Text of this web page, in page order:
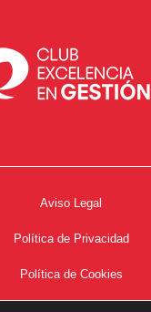
Aviso Legal
Política de Privacidad
Política de Cookies